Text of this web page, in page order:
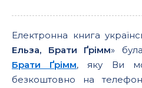
Електронна книга
Ельза, Брати Ґрімм»
Брати Ґрімм, яку Ви
безкоштовно на